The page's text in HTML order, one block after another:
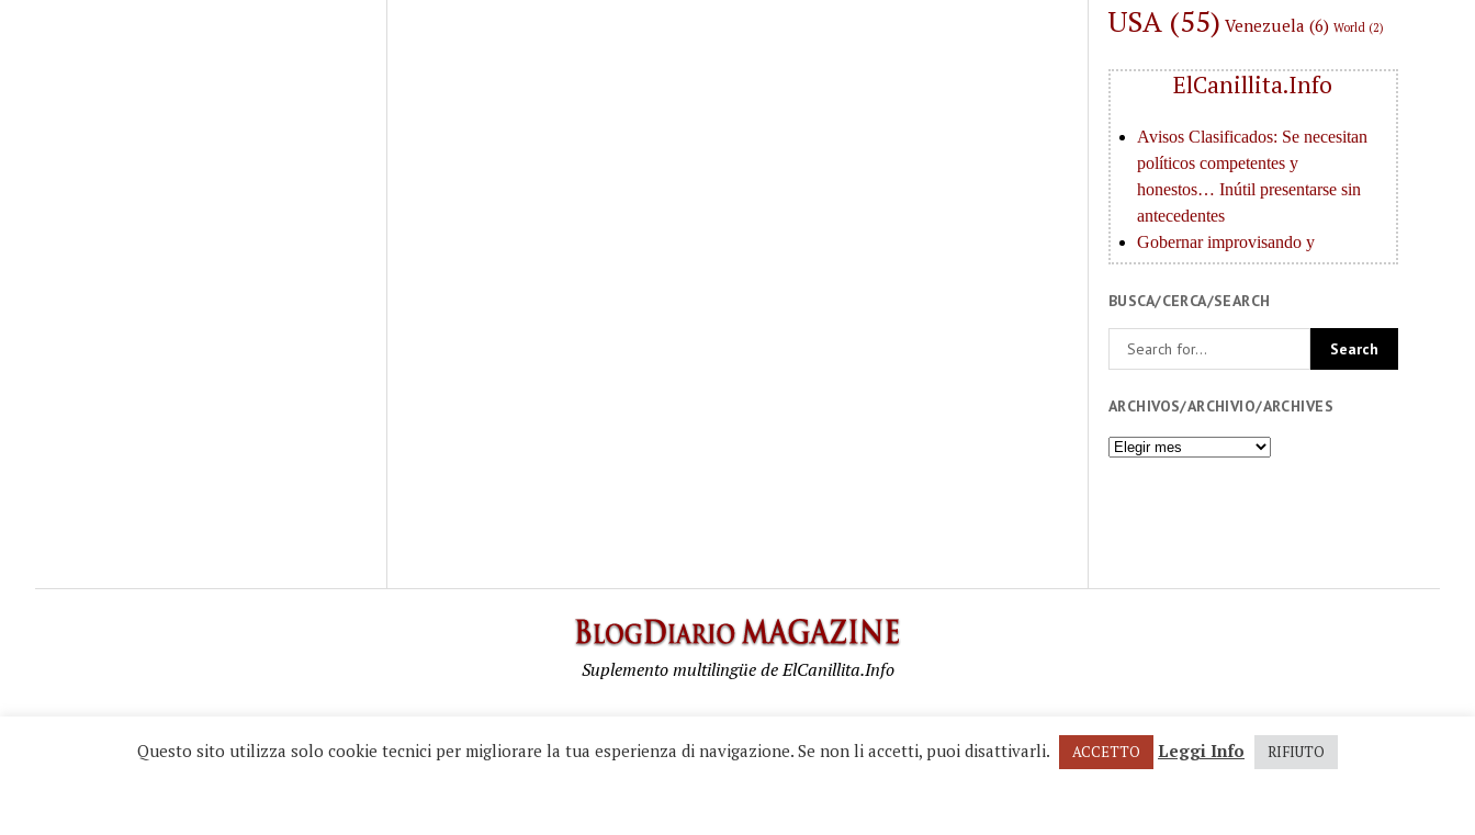
USA (55) Venezuela (6) World (2)
ElCanillita.Info
BUSCA/CERCA/SEARCH
ARCHIVOS/ARCHIVIO/ARCHIVES
Archivos/Archivio/Archives
Suplemento multilingüe de ElCanillita.Info
© 1995-2026 BlogDiario.info - All rights reserved. © 2026 Guzzo Photos & Graphic Publications. • P.IVA 04617400017
Questo sito utilizza solo cookie tecnici per migliorare la tua esperienza di navigazione. Se non li accetti, puoi disattivarli. ACCETTO Leggi Info RIFIUTO